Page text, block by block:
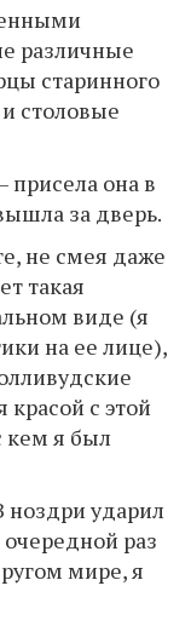
различные
старинного
столовые
она в
за дверь.
не смея даже
такая
виде (я
на ее лице),
с этой
кем я был
ноздри ударил
раз
мире, я